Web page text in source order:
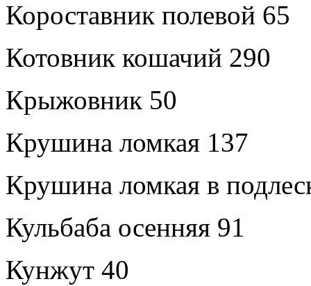
Короставник полевой 65
Котовник кошачий 290
Крыжовник 50
Крушина ломкая 137
Крушина ломкая в
Кульбаба осенняя 91
Кунжут 40